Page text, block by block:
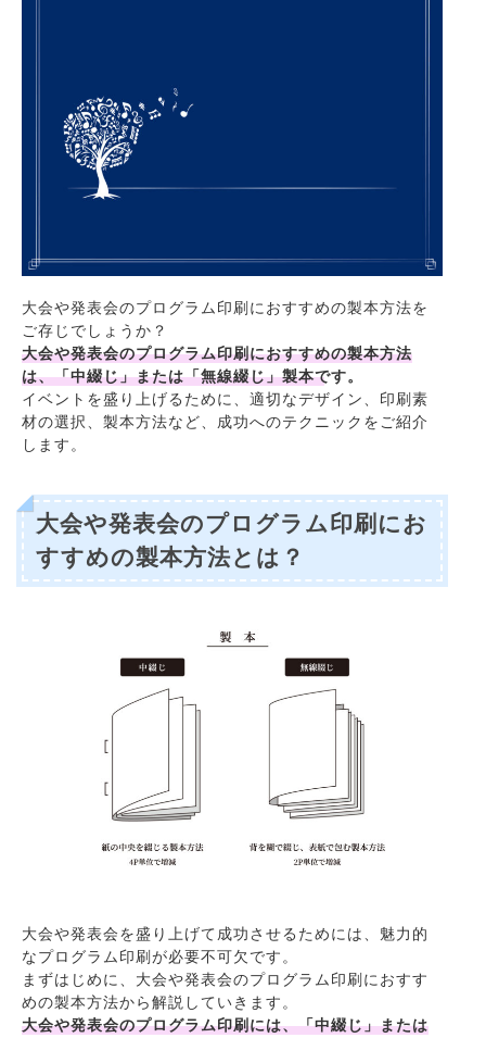
大会や発表会のプログラム印刷におすすめの製本方法を
ご存じでしょうか？
大会や発表会のプログラム印刷におすすめの製本方法
は、「中綴じ」または「無線綴じ」製本です。
イベントを盛り上げるために、適切なデザイン、印刷素
材の選択、製本方法など、成功へのテクニックをご紹介
します。
大会や発表会のプログラム印刷にお
すすめの製本方法とは？
大会や発表会を盛り上げて成功させるためには、魅力的
なプログラム印刷が必要不可欠です。
まずはじめに、大会や発表会のプログラム印刷におすす
めの製本方法から解説していきます。
大会や発表会のプログラム印刷には、「中綴じ」または